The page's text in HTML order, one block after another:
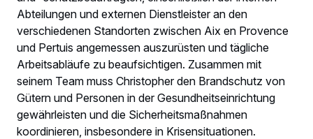
Abteilungen und externen Dienstleister an den
verschiedenen Standorten zwischen Aix en Provence
und Pertuis angemessen auszurüsten und tägliche
Arbeitsabläufe zu beaufsichtigen. Zusammen mit
seinem Team muss Christopher den Brandschutz von
Gütern und Personen in der Gesundheitseinrichtung
gewährleisten und die Sicherheitsmaßnahmen
koordinieren, insbesondere in Krisensituationen.